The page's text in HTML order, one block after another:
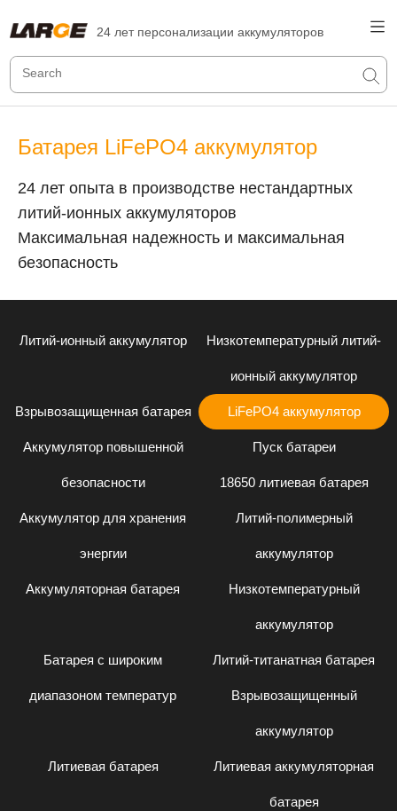
24 лет персонализации аккумуляторов
Батарея LiFePO4 аккумулятор
24 лет опыта в производстве нестандартных
литий-ионных аккумуляторов
Максимальная надежность и максимальная
безопасность
Литий-ионный аккумулятор Низкотемпературный литий-
ионный аккумулятор
Взрывозащищенная батарея LiFePO4 аккумулятор
Аккумулятор повышенной
безопасности
Пуск батареи
18650 литиевая батарея
Аккумулятор для хранения
энергии
Литий-полимерный
аккумулятор
Аккумуляторная батарея Низкотемпературный
аккумулятор
Батарея с широким
диапазоном температур
Литий-титанатная батарея
Взрывозащищенный
аккумулятор
Литиевая батарея Литиевая аккумуляторная
батарея